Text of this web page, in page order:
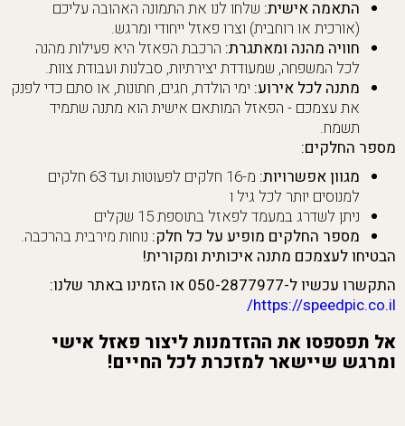
התאמה אישית: שלחו לנו את התמונה האהובה עליכם
(אורכית או רוחבית) וצרו פאזל ייחודי ומרגש.
חוויה מהנה ומאתגרת: הרכבת הפאזל היא פעילות מהנה
לכל המשפחה, שמעודדת יצירתיות, סבלנות ועבודת צוות.
מתנה לכל אירוע: ימי הולדת, חגים, חתונות, או סתם כדי לפנק
את עצמכם - הפאזל המותאם אישית הוא מתנה שתמיד
תשמח.
מספר החלקים:
מגוון אפשרויות:
מ-16 חלקים לפעוטות ועד 63 חלקים
למנוסים יותר לכל גיל ו
ניתן לשדרג במעמד לפאזל בתוספת 15 שקלים
מספר החלקים מופיע על כל חלק: נוחות מירבית בהרכבה.
הבטיחו לעצמכם מתנה איכותית ומקורית!
התקשרו עכשיו ל-050-2877977 או הזמינו באתר שלנו:
https://speedpic.co.il/
אל תפספסו את ההזדמנות ליצור פאזל אישי
ומרגש שיישאר למזכרת לכל החיים!